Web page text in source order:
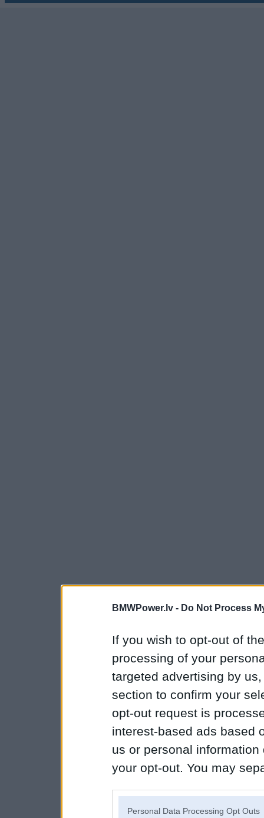
BMWPower.lv - Do Not Process
If you wish to opt-out of
processing of your
targeted advertising by
section to confirm your
opt-out request is
interest-based ads based
us or personal
your opt-out. You may
Personal Data Processing Opt Outs